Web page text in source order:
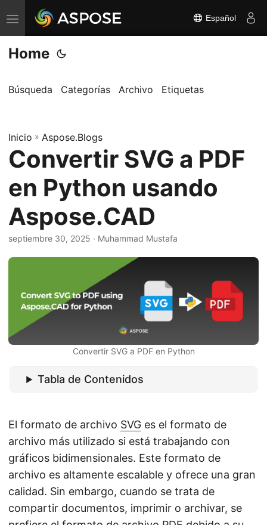
A
l
t
r
r
n
a
v
g
a
c
Español
Home
Búsqueda Categorías Archivo Etiquetas
Inicio » Aspose.Blogs
Convertir SVG a PDF
en Python usando
Aspose.CAD
septiembre 30, 2025 · Muhammad Mustafa
Convertir SVG a PDF en Python
Tabla de Contenidos
El formato de archivo SVG es el formato de
archivo más utilizado si está trabajando con
gráficos bidimensionales. Este formato de
archivo es altamente escalable y ofrece una gran
calidad. Sin embargo, cuando se trata de
compartir documentos, imprimir o archivar, se